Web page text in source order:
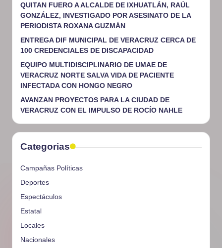
QUITAN FUERO A ALCALDE DE IXHUATLÁN, RAÚL
GONZÁLEZ, INVESTIGADO POR ASESINATO DE LA
PERIODISTA ROXANA GUZMÁN
ENTREGA DIF MUNICIPAL DE VERACRUZ CERCA DE
100 CREDENCIALES DE DISCAPACIDAD
EQUIPO MULTIDISCIPLINARIO DE UMAE DE
VERACRUZ NORTE SALVA VIDA DE PACIENTE
INFECTADA CON HONGO NEGRO
AVANZAN PROYECTOS PARA LA CIUDAD DE
VERACRUZ CON EL IMPULSO DE ROCÍO NAHLE
Categorias
Campañas Políticas
Deportes
Espectáculos
Estatal
Locales
Nacionales